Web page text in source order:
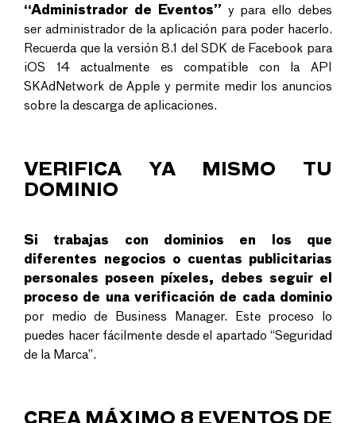
“Administrador de Eventos” y para ello debes
ser administrador de la aplicación para poder hacerlo.
Recuerda que la versión 8.1 del SDK de Facebook para
iOS 14 actualmente es compatible con la API
SKAdNetwork de Apple y permite medir los anuncios
sobre la descarga de aplicaciones.
VERIFICA YA MISMO TU
DOMINIO
Si trabajas con dominios en los que
diferentes negocios o cuentas publicitarias
personales poseen píxeles, debes seguir el
proceso de una verificación de cada dominio
por medio de Business Manager. Este proceso lo
puedes hacer fácilmente desde el apartado “Seguridad
de la Marca”.